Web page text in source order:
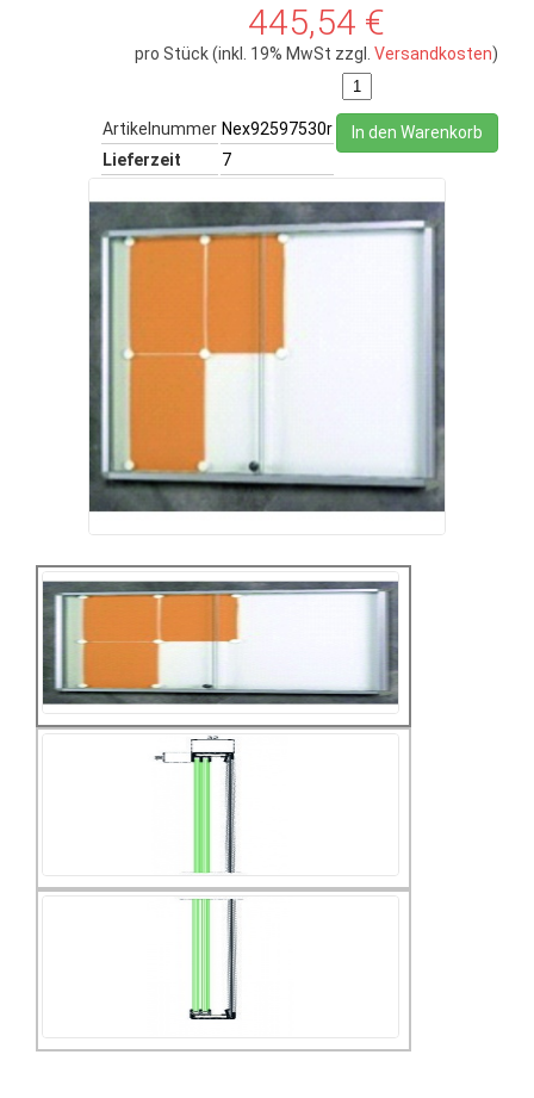
445,54 €
pro Stück (inkl. 19% MwSt zzgl. Versandkosten)
In den Warenkorb
Artikelnummer Nex92597530r
Lieferzeit
7